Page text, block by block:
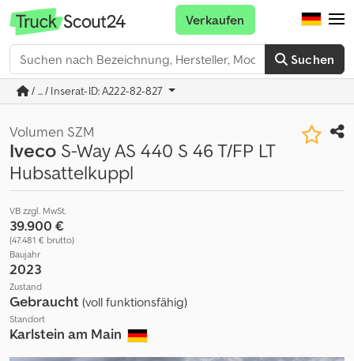
Suchen
Verkaufen
/ ... / Inserat-ID: A222-82-827
Volumen SZM
Iveco S-Way AS 440 S 46 T/FP LT
Hubsattelkuppl
VB zzgl. MwSt.
39.900 €
(47.481 € brutto)
Baujahr
2023
Zustand
Gebraucht (voll funktionsfähig)
Standort
Karlstein am Main